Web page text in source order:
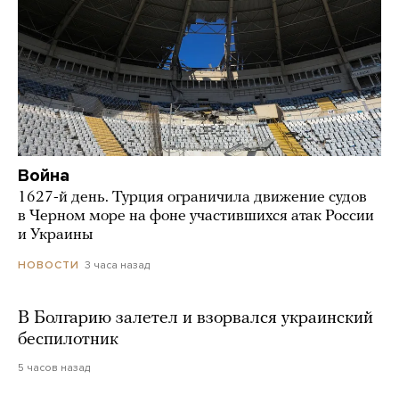
Война
1627-й день. Турция ограничила движение судов
в Черном море на фоне участившихся атак России
и Украины
НОВОСТИ 3 часа назад
В Болгарию залетел и взорвался украинский
беспилотник
5 часов назад